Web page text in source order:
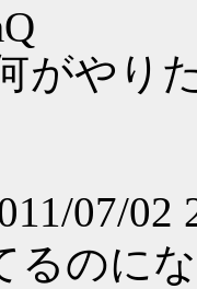
がやり
07/
るのに